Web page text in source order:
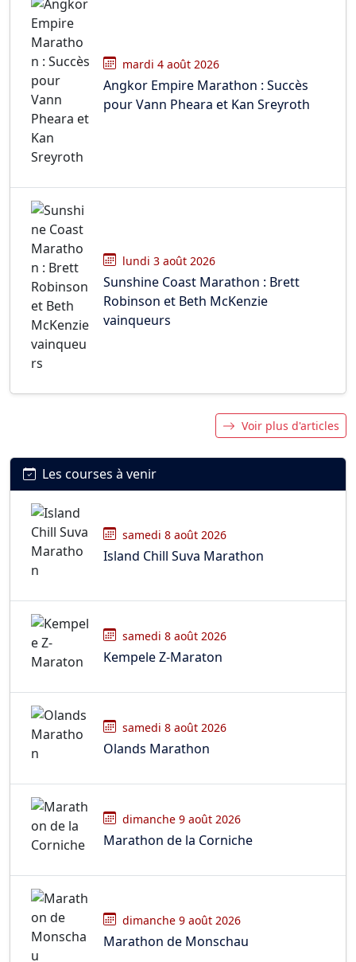
mardi 4 août 2026
Angkor Empire Marathon : Succès
pour Vann Pheara et Kan Sreyroth
lundi 3 août 2026
Sunshine Coast Marathon : Brett
Robinson et Beth McKenzie
vainqueurs
Voir plus d'articles
Les courses à venir
samedi 8 août 2026
Island Chill Suva Marathon
samedi 8 août 2026
Kempele Z-Maraton
samedi 8 août 2026
Olands Marathon
dimanche 9 août 2026
Marathon de la Corniche
dimanche 9 août 2026
Marathon de Monschau